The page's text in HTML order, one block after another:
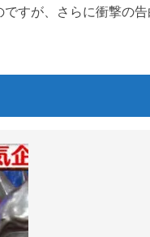
すが、さらに衝撃の